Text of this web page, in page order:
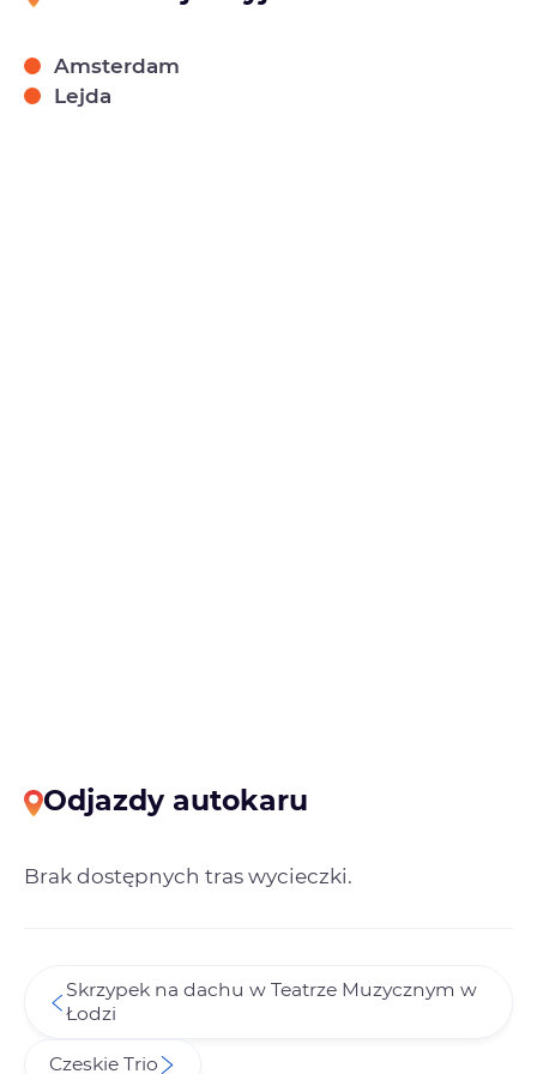
Amsterdam
Lejda
Odjazdy autokaru
Brak dostępnych tras wycieczki.
Skrzypek na dachu w Teatrze Muzycznym w
Łodzi
Czeskie Trio